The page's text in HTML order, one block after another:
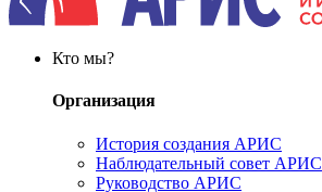
Кто мы?
Организация
История создания АРИС
Наблюдательный совет АРИС
Руководство АРИС